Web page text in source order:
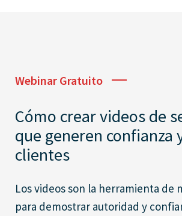
Webinar Gratuito
Cómo crear videos de
que generen confianza
clientes
Los videos son la herramienta de
para demostrar autoridad y